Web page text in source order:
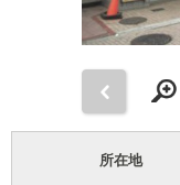
所在地